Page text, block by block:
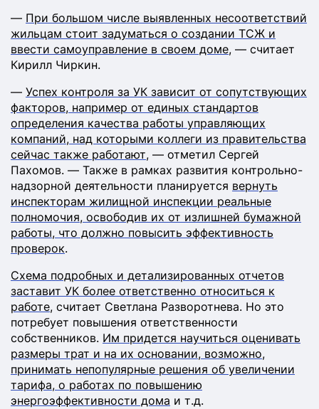
— При большом числе выявленных несоответствий
жильцам стоит задуматься о создании ТСЖ и
ввести самоуправление в своем доме, — считает
Кирилл Чиркин.
— Успех контроля за УК зависит от сопутствующих
факторов, например от единых стандартов
определения качества работы управляющих
компаний, над которыми коллеги из правительства
сейчас также работают, — отметил Сергей
Пахомов. — Также в рамках развития контрольно-
надзорной деятельности планируется вернуть
инспекторам жилищной инспекции реальные
полномочия, освободив их от излишней бумажной
работы, что должно повысить эффективность
проверок.
Схема подробных и детализированных отчетов
заставит УК более ответственно относиться к
работе, считает Светлана Разворотнева. Но это
потребует повышения ответственности
собственников. Им придется научиться оценивать
размеры трат и на их основании, возможно,
принимать непопулярные решения об увеличении
тарифа, о работах по повышению
энергоэффективности дома и т.д.